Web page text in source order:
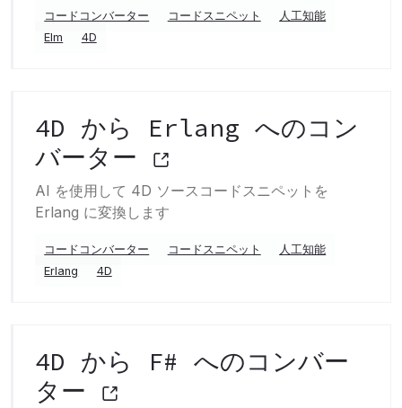
コードコンバーター コードスニペット
人工知能
Elm
4D
4D から Erlang へのコン
バーター
AI を使用して 4D ソースコードスニペットを
Erlang に変換します
コードコンバーター コードスニペット
人工知能
Erlang
4D
4D から F# へのコンバー
ター